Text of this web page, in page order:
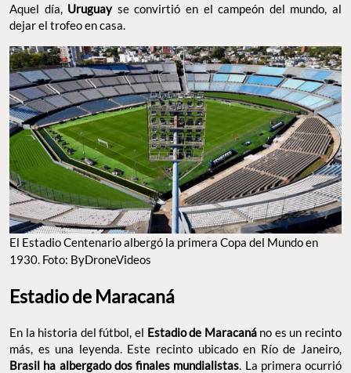
Aquel día, Uruguay se convirtió en el campeón del mundo, al
dejar el trofeo en casa.
El Estadio Centenario albergó la primera Copa del Mundo en
1930. Foto: ByDroneVideos
Estadio de Maracaná
En la historia del fútbol, el Estadio de Maracanáno es un recinto
más, es una leyenda. Este recinto ubicado en Río de Janeiro,
Brasil ha albergado dos finales mundialistas. La primera ocurrió